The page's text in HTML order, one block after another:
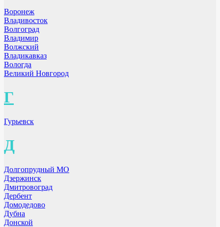
Воронеж
Владивосток
Волгоград
Владимир
Волжский
Владикавказ
Вологда
Великий Новгород
Г
Гурьевск
Д
Долгопрудный МО
Дзержинск
Дмитровоград
Дербент
Домодедово
Дубна
Донской